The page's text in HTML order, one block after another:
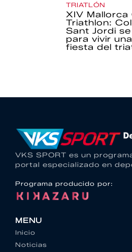
TRIATLÓN
XIV Mallorca
Triathlon:
Sant Jordi
para vivir
fiesta del
VKS SPORT es un
portal especializado en
Programa producido por:
MENU
Inicio
Noticias